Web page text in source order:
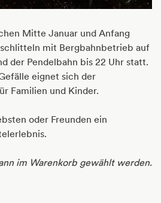
Mitte Januar und Anfang
mit Bergbahnbetrieb auf
der Pendelbahn bis 22 Uhr statt.
eignet sich der
Familien und Kinder.
oder Freunden ein
im Warenkorb gewählt werden.